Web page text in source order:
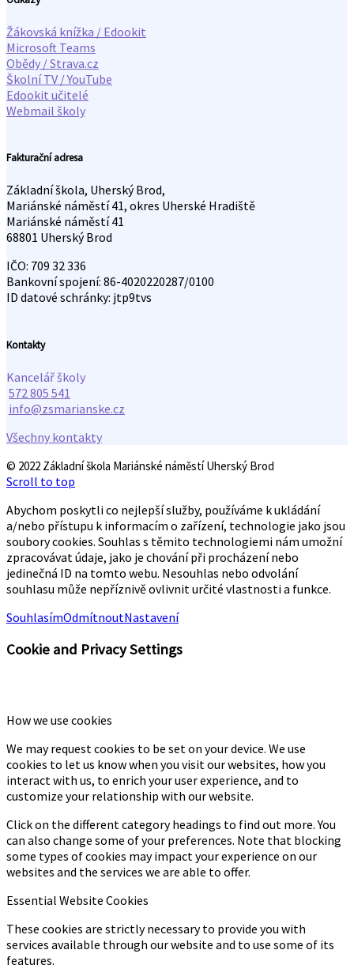
Žákovská knížka / Edookit
Microsoft Teams
Obědy / Strava.cz
Školní TV / YouTube
Edookit učitelé
Webmail školy
Fakturační adresa
Základní škola, Uherský Brod,
Mariánské náměstí 41, okres Uherské Hradiště
Mariánské náměstí 41
68801 Uherský Brod
IČO: 709 32 336
Bankovní spojení: 86-4020220287/0100
ID datové schránky: jtp9tvs
Kontakty
Kancelář školy
572 805 541
info@zsmarianske.cz
Všechny kontakty
© 2022 Základní škola Mariánské náměstí Uherský Brod
Scroll to top
Abychom poskytli co nejlepší služby, používáme k ukládání
a/nebo přístupu k informacím o zařízení, technologie jako jsou
soubory cookies. Souhlas s těmito technologiemi nám umožní
zpracovávat údaje, jako je chování při procházení nebo
jedinečná ID na tomto webu. Nesouhlas nebo odvolání
souhlasu může nepříznivě ovlivnit určité vlastnosti a funkce.
SouhlasímOdmítnoutNastavení
Cookie and Privacy Settings
How we use cookies
We may request cookies to be set on your device. We use
cookies to let us know when you visit our websites, how you
interact with us, to enrich your user experience, and to
customize your relationship with our website.
Click on the different category headings to find out more. You
can also change some of your preferences. Note that blocking
some types of cookies may impact your experience on our
websites and the services we are able to offer.
Essential Website Cookies
These cookies are strictly necessary to provide you with
services available through our website and to use some of its
features.